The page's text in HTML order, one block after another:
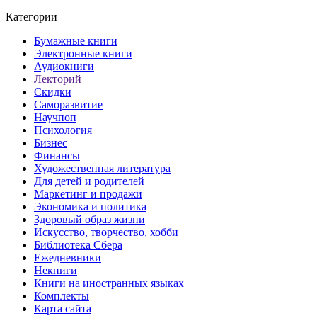
Категории
Бумажные книги
Электронные книги
Аудиокниги
Лекторий
Скидки
Саморазвитие
Научпоп
Психология
Бизнес
Финансы
Художественная литература
Для детей и родителей
Маркетинг и продажи
Экономика и политика
Здоровый образ жизни
Искусство, творчество, хобби
Библиотека Сбера
Ежедневники
Некниги
Книги на иностранных языках
Комплекты
Карта сайта